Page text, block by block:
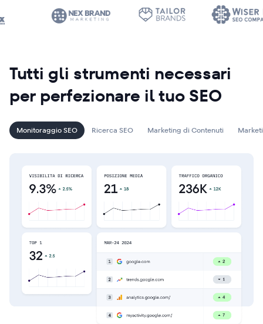
Tutti gli strumenti necessari
per perfezionare il tuo SEO
Monitoraggio SEO Ricerca SEO Marketing di Contenuti